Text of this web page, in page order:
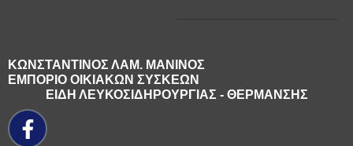
ΚΩΝΣΤΑΝΤΙΝΟΣ ΛΑΜ. ΜΑΝΙΝΟΣ
ΕΜΠΟΡΙΟ ΟΙΚΙΑΚΩΝ ΣΥΣΚΕΩΝ
ΕΙΔΗ ΛΕΥΚΟΣΙΔΗΡΟΥΡΓΙΑΣ - ΘΕΡΜΑΝΣΗΣ